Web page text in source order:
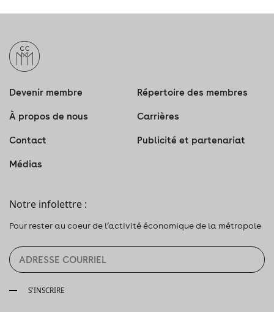
Devenir membre Répertoire des membres
À propos de nous Carrières
Contact Publicité et partenariat
Médias
Notre infolettre :
Pour rester au coeur de l’activité économique de la métropole
S'INSCRIRE